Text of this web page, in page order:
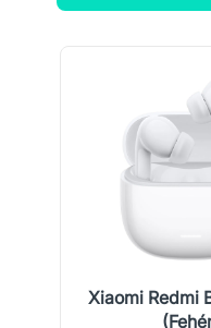
Xiaomi Redmi